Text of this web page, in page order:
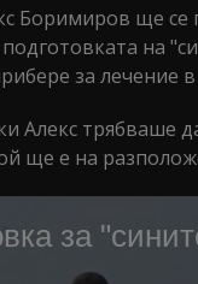
Боримиров ще се
на
за лечение
Алекс трябваше
ще е на